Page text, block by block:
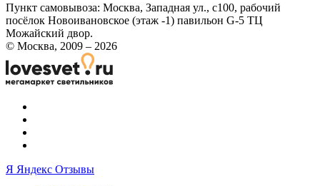
Пункт самовывоза: Москва, Западная ул., с100, рабочий
посёлок Новоивановское (этаж -1) павильон G-5 ТЦ
Можайский двор.
© Москва, 2009 – 2026
Я Яндекс Отзывы